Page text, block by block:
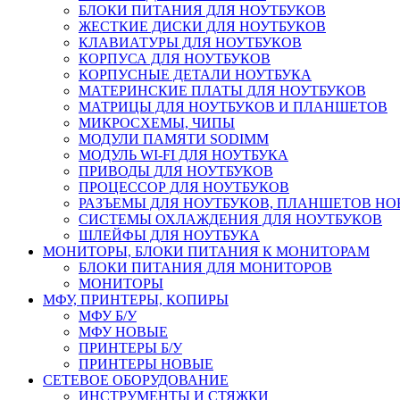
БЛОКИ ПИТАНИЯ ДЛЯ НОУТБУКОВ
ЖЕСТКИЕ ДИСКИ ДЛЯ НОУТБУКОВ
КЛАВИАТУРЫ ДЛЯ НОУТБУКОВ
КОРПУСА ДЛЯ НОУТБУКОВ
КОРПУСНЫЕ ДЕТАЛИ НОУТБУКА
МАТЕРИНСКИЕ ПЛАТЫ ДЛЯ НОУТБУКОВ
МАТРИЦЫ ДЛЯ НОУТБУКОВ И ПЛАНШЕТОВ
МИКРОСХЕМЫ, ЧИПЫ
МОДУЛИ ПАМЯТИ SODIMM
МОДУЛЬ WI-FI ДЛЯ НОУТБУКА
ПРИВОДЫ ДЛЯ НОУТБУКОВ
ПРОЦЕССОР ДЛЯ НОУТБУКОВ
РАЗЪЕМЫ ДЛЯ НОУТБУКОВ, ПЛАНШЕТОВ
СИСТЕМЫ ОХЛАЖДЕНИЯ ДЛЯ НОУТБУКОВ
ШЛЕЙФЫ ДЛЯ НОУТБУКА
МОНИТОРЫ, БЛОКИ ПИТАНИЯ К МОНИТОРАМ
БЛОКИ ПИТАНИЯ ДЛЯ МОНИТОРОВ
МОНИТОРЫ
МФУ, ПРИНТЕРЫ, КОПИРЫ
МФУ Б/У
МФУ НОВЫЕ
ПРИНТЕРЫ Б/У
ПРИНТЕРЫ НОВЫЕ
СЕТЕВОЕ ОБОРУДОВАНИЕ
ИНСТРУМЕНТЫ И СТЯЖКИ